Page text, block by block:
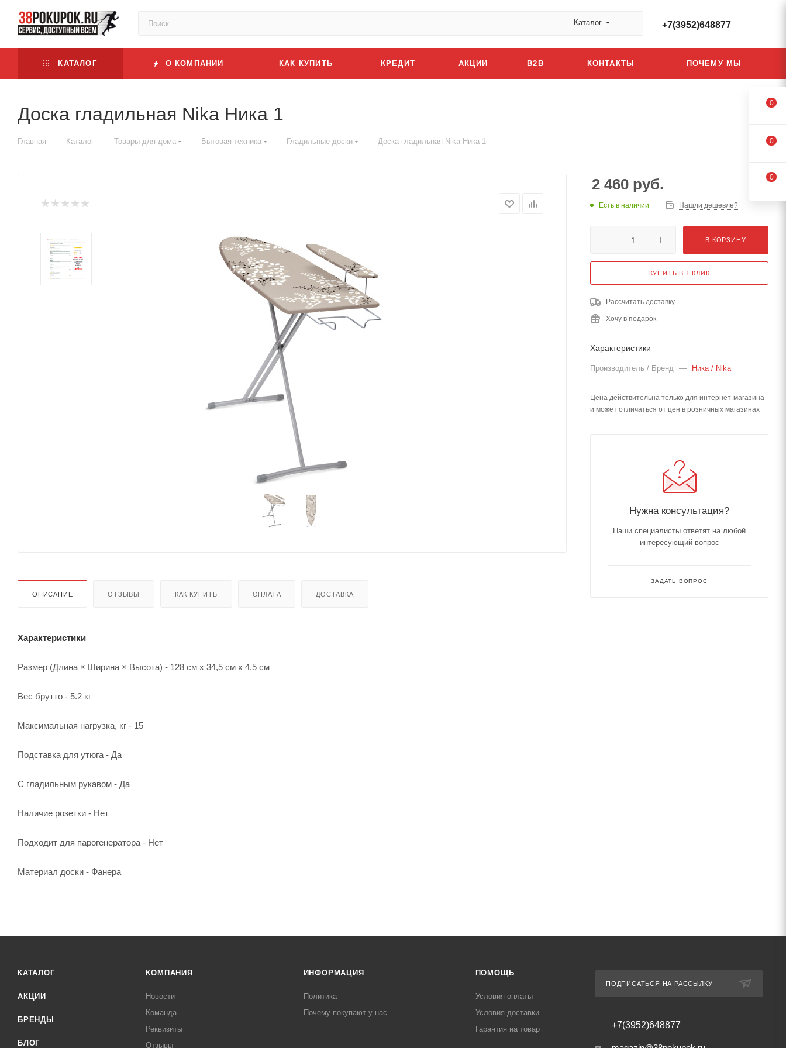
Каталог +7(3952)648877
КАТАЛОГ О КОМПАНИИ КАК КУПИТЬ КРЕДИТ АКЦИИ B2B КОНТАКТЫ ПОЧЕМУ МЫ
Доска гладильная Nika Ника 1
Главная — Каталог — Товары для дома — Бытовая техника — Гладильные доски — Доска гладильная Nika Ника 1
ОПИСАНИЕ ОТЗЫВЫ КАК КУПИТЬ ОПЛАТА ДОСТАВКА
Характеристики
Размер (Длина × Ширина × Высота) - 128 см х 34,5 см х 4,5 см
Вес брутто - 5.2 кг
Maксимальная нагрузка, кг - 15
Подставка для утюга - Да
С гладильным рукавом - Да
Наличие розетки - Нет
Подходит для парогенератора - Нет
Материал доски - Фанера
2 460 руб.
Есть в наличии Нашли дешевле?
В КОРЗИНУ
КУПИТЬ В 1 КЛИК
Рассчитать доставку
Хочу в подарок
Характеристики
Производитель / Бренд — Ника / Nika
Цена действительна только для интернет-магазина
и может отличаться от цен в розничных магазинах
Нужна консультация?
Наши специалисты ответят на любой
интересующий вопрос
ЗАДАТЬ ВОПРОС
КАТАЛОГ
АКЦИИ
БРЕНДЫ
БЛОГ
КОМПАНИЯ
Новости
Команда
Реквизиты
Отзывы
ИНФОРМАЦИЯ
Политика
Почему покупают у нас
ПОМОЩЬ
Условия оплаты
Условия доставки
Гарантия на товар
ПОДПИСАТЬСЯ НА РАССЫЛКУ
+7(3952)648877
0
0
0